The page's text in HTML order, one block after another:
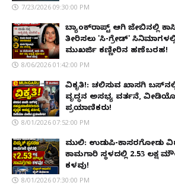
7/23/2026 09:30:00 PM
ಬ್ಯಾಂಕ್‌ರಾಪ್ಟ್‌ ಆಗಿ ಜೇಬಿನಲ್ಲಿ
ತೀರಿಸಲು 'ಸಿ-ಗ್ರೇಡ್'
ಮುಖರ್ಜಿ ಕಣ್ಣೀರಿನ ಹಣೆಬರಹ!
8/06/2026 01:42:00 PM
ವಿಕೃತಿ!: ಚಲಿಸುವ ಖಾಸಗಿ
ವೃದ್ಧನ ಅಸಭ್ಯ ವರ್ತನೆ,
ಪ್ರಯಾಣಿಕರು!
8/01/2026 07:52:00 PM
ಮುಲ್ಕಿ: ಉಡುಪಿ-ಕಾಸರಗೋಡು
ಕಾಮಗಾರಿ ಸ್ಥಳದಲ್ಲಿ ₹2.53 ಲಕ್ಷ
ಕಳವು!
8/01/2026 07:30:00 PM